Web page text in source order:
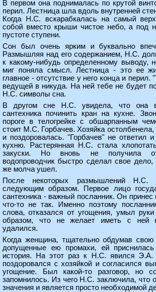
В первом она поднималась по крутой
перил. Лестница шла вдоль внутренней
Когда Н.С. вскарабкалась на самый
собой вместо крыши чистое небо, а под
пустоте ступени.
Сон был очень ярким и буквально
Размышляя над его содержанием, Н.С.
к какому-нибудь определенному выводу,
миг поняла смысл. Лестница - это ее
главное - отсутствие у него конца и перил.
ведущей в никуда. На ней тебе не будет
Н.С. символы сна.
В другом сне Н.С. увидела, что она
сантехника починить кран на кухне.
пороге в телогрейке с обшарпанным
стоит М.С. Горбачев. Хозяйка
и поздоровалась. "Горбачев" не ответил
кухню. Растерянная Н.С. стала
закуски. Но вновь не получила
водопроводчик быстро сделал свое
же молча ушел.
После некоторых размышлений Н.С.
следующим образом. Первое лицо
сантехника - важный посланник. Он принес
что-то не так. Именно поэтому
слова, отказался от угощения, умыл
образом, что не желает иметь с ней
удалился.
Когда женщина, тщательно обдумав свою
допущенные ею промахи, ей приснилась
история. На этот раз к Н.С. явился
поздоровался с хозяйкой и согласился
угощение. Был какой-то разговор, но
запомнилось. Из чего Н.С. заключила, что
значения и является просто необходимой